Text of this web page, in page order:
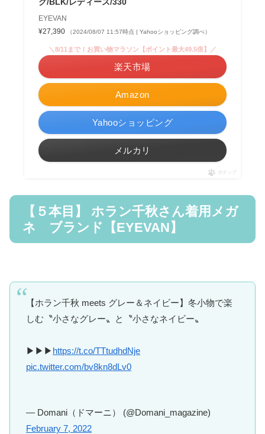
ク/BLK/レディース/330
EYEVAN
¥27,390
（2024/08/07 11:57時点 | Yahooショッピング調べ）
Amazon
＼8/11まで！お買い物マラソン【ポイント最大49.5倍】／
楽天市場
Yahooショッピング
メルカリ
ポチップ
【５本目】 ホラン千秋さん着用メガ
ネ ブランド【EYEVAN】
【ホラン千秋 meets グレー＆ネイビー】冬小物で楽
しむ〝小さなグレー〟と〝小さなネイビー〟
▶︎▶︎▶︎ https://t.co/TTtudhdNje
pic.twitter.com/bv8kn8dLv0
— Domani（ドマーニ） (@Domani_magazine)
February 7, 2022